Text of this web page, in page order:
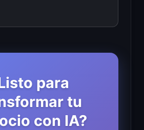
para
tu
con IA?